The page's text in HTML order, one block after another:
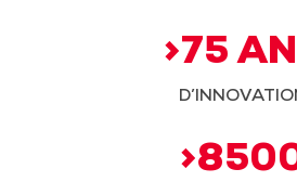
>75